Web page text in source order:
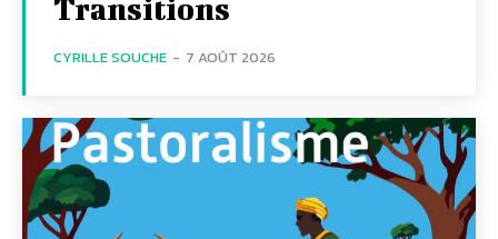
Transitions
CYRILLE SOUCHE - 7 AOÛT 2026